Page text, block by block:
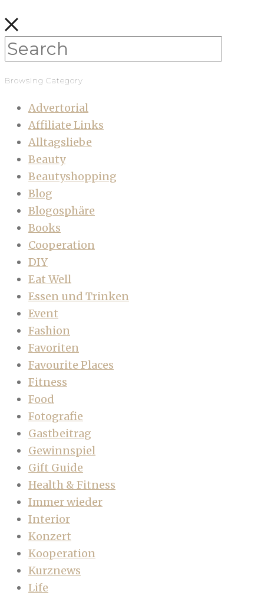
Browsing Category
Advertorial
Affiliate Links
Alltagsliebe
Beauty
Beautyshopping
Blog
Blogosphäre
Books
Cooperation
DIY
Eat Well
Essen und Trinken
Event
Fashion
Favoriten
Favourite Places
Fitness
Food
Fotografie
Gastbeitrag
Gewinnspiel
Gift Guide
Health & Fitness
Immer wieder
Interior
Konzert
Kooperation
Kurznews
Life